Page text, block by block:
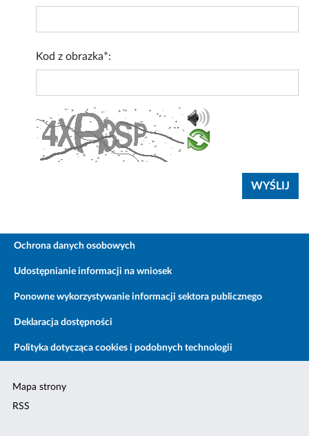
Kod z obrazka*:
Ochrona danych osobowych
Udostępnianie informacji na wniosek
Ponowne wykorzystywanie informacji sektora publicznego
Deklaracja dostępności
Polityka dotycząca cookies i podobnych technologii
Mapa strony
RSS